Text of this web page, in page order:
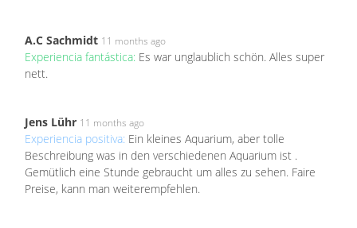
A.C Sachmidt 11 months ago
Experiencia fantástica: Es war unglaublich schön. Alles super
nett.
Jens Lühr 11 months ago
Experiencia positiva: Ein kleines Aquarium, aber tolle
Beschreibung was in den verschiedenen Aquarium ist .
Gemütlich eine Stunde gebraucht um alles zu sehen. Faire
Preise, kann man weiterempfehlen.